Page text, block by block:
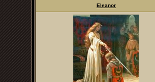
Eleanor